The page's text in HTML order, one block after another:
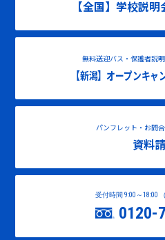
【全国】学校説
無料送迎バス・保護者説
【新潟】オープンキ
パンフレット・お問
資料
受付時間 9:00～18:00
0120-